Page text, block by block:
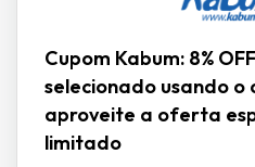
Cupom Kabum: 8%
selecionado usando o
aproveite a oferta
limitado